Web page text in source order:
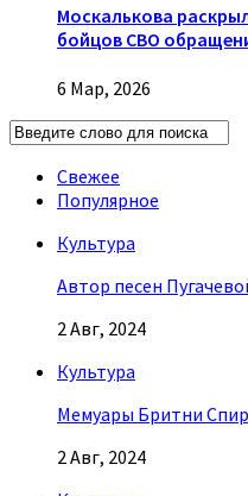
Москалькова
бойцов СВО
6 Мар, 2026
Свежее
Популярное
Культура
Автор песен
2 Авг, 2024
Культура
Мемуары Бритни
2 Авг, 2024